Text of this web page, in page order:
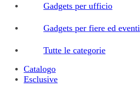
Gadgets per ufficio
Gadgets per fiere ed eventi
Tutte le categorie
Catalogo
Esclusive